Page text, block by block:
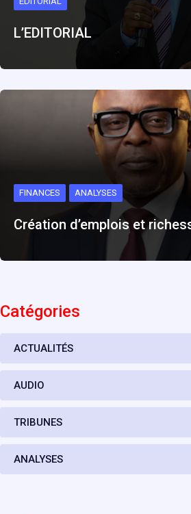
L’EDITORIAL
FINANCES ANALYSES
Création d’emplois et
Catégories
ACTUALITÉS
AUDIO
TRIBUNES
ANALYSES